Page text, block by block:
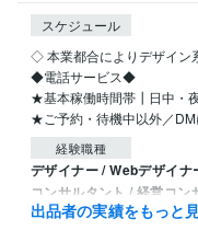
スケジュール
◇ 本業都合によりデザイン
◆電話サービス◆
★基本稼働時間帯┃日中・
経験職種
デザイナー / Webデザイナ
コンサルタント / 経営コン
人事 / 人材開発・人材育成
出品者の実績をもっと